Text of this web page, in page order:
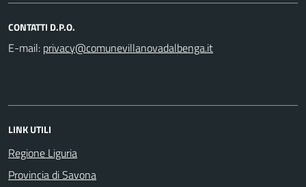
CONTATTI D.P.O.
E-mail:
LINK UTILI
Regione Liguria
Provincia di Savona